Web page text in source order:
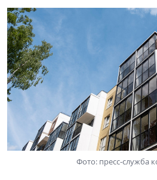
Фото: пресс-служба